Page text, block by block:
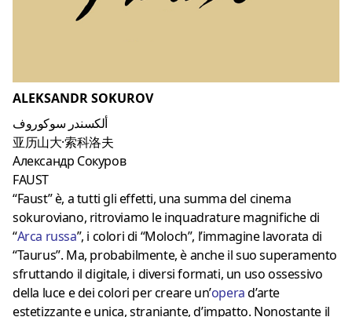
ALEKSANDR SOKUROV
ألكسندر سوكوروف
亚历山大·索科洛夫
Александр Сокуров
FAUST
“Faust” è, a tutti gli effetti, una summa del cinema
sokuroviano, ritroviamo le inquadrature magnifiche di
“Arca russa”, i colori di “Moloch”, l’immagine lavorata di
“Taurus”. Ma, probabilmente, è anche il suo superamento
sfruttando il digitale, i diversi formati, un uso ossessivo
della luce e dei colori per creare un’operad’arte
estetizzante e unica, straniante, d’impatto. Nonostante il